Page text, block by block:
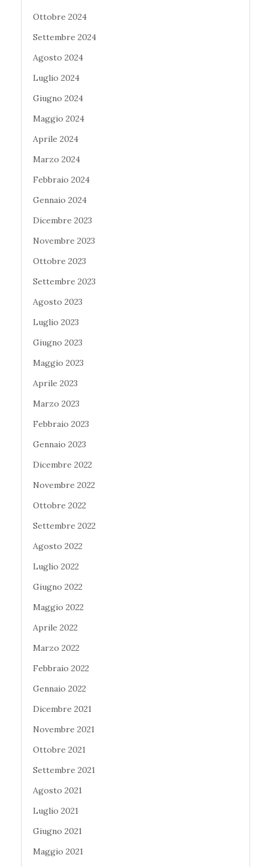
Ottobre 2024
Settembre 2024
Agosto 2024
Luglio 2024
Giugno 2024
Maggio 2024
Aprile 2024
Marzo 2024
Febbraio 2024
Gennaio 2024
Dicembre 2023
Novembre 2023
Ottobre 2023
Settembre 2023
Agosto 2023
Luglio 2023
Giugno 2023
Maggio 2023
Aprile 2023
Marzo 2023
Febbraio 2023
Gennaio 2023
Dicembre 2022
Novembre 2022
Ottobre 2022
Settembre 2022
Agosto 2022
Luglio 2022
Giugno 2022
Maggio 2022
Aprile 2022
Marzo 2022
Febbraio 2022
Gennaio 2022
Dicembre 2021
Novembre 2021
Ottobre 2021
Settembre 2021
Agosto 2021
Luglio 2021
Giugno 2021
Maggio 2021